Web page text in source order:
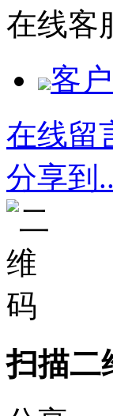
在线客
客
在线留
分享到
扫描二